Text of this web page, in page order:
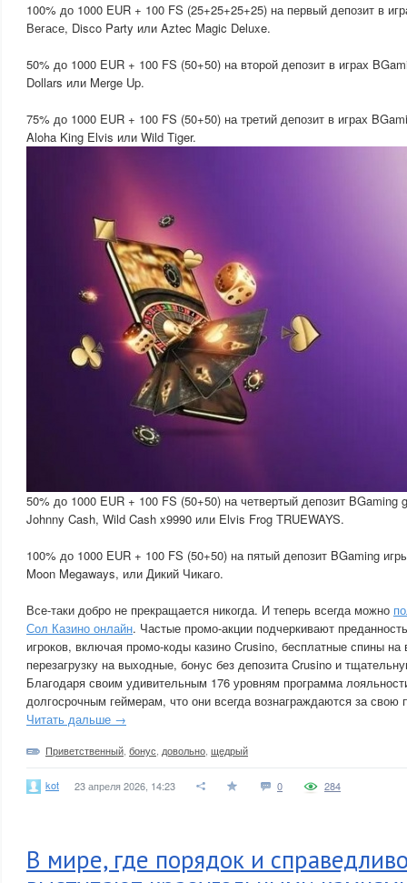
100% до 1000 EUR + 100 FS (25+25+25+25) на первый депозит в
Вегасе, Disco Party или Aztec Magic Deluxe.
50% до 1000 EUR + 100 FS (50+50) на второй депозит в играх
Dollars или Merge Up.
75% до 1000 EUR + 100 FS (50+50) на третий депозит в играх
Aloha King Elvis или Wild Tiger.
50% до 1000 EUR + 100 FS (50+50) на четвертый депозит BGaming
Johnny Cash, Wild Cash x9990 или Elvis Frog TRUEWAYS.
100% до 1000 EUR + 100 FS (50+50) на пятый депозит BGaming
Moon Megaways, или Дикий Чикаго.
Все-таки добро не прекращается никогда. И теперь всегда можно
Сол Казино онлайн. Частые промо-акции подчеркивают
игроков, включая промо-коды казино Crusino, бесплатные спины на
перезагрузку на выходные, бонус без депозита Crusino и
Благодаря своим удивительным 176 уровням программа
долгосрочным геймерам, что они всегда вознаграждаются за свою
Читать дальше →
Приветственный бонус довольно щедрый
kot 23 апреля 2026, 14:23 0 284
В мире, где порядок и